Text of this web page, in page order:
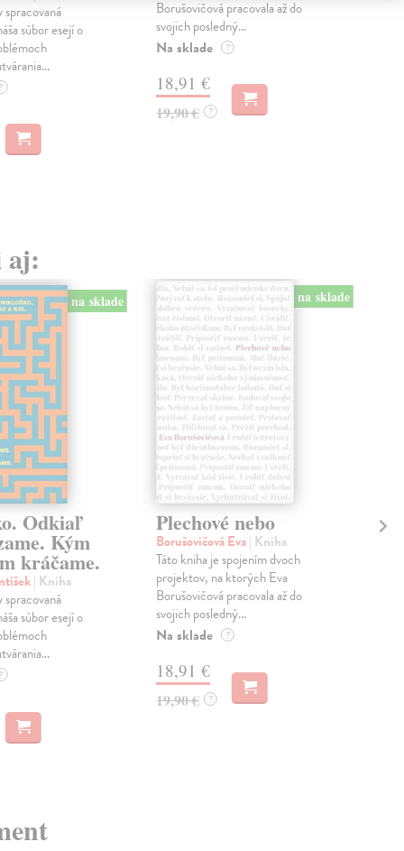
súbor esejí o
Borušovičová pracovala až do
svojich posledný...
Na sklade ?
18,91 €
19,90 € ?
aj:
na sklade
Odkiaľ
Kým
kráčame.
| Kniha
súbor esejí o
?
na sklade
Plechové nebo
Borušovičová Eva| Kniha
Táto kniha je spojením dvoch
projektov, na ktorých Eva
Borušovičová pracovala až do
svojich posledný...
Na sklade ?
18,91 €
19,90 € ?